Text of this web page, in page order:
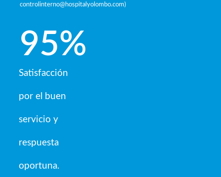
controlinterno@hospitalyolombo.com)
Satisfacción
por el buen
servicio y
respuesta
oportuna.
95%